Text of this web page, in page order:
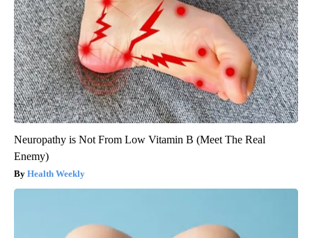
Neuropathy is Not From Low Vitamin B (Meet The Real
Enemy)
Health Weekly